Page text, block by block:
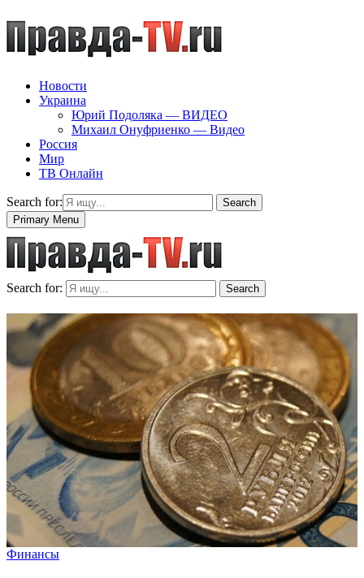
Новости
Украина
Юрий Подоляка — ВИДЕО
Михаил Онуфриенко — Видео
Россия
Мир
ТВ Онлайн
Search for:
Search
Primary Menu
Search for: Search
Финансы